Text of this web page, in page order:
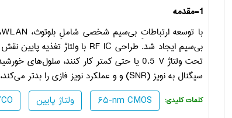
1- مقدمه
با توسعه ارتباطاتِ بی‌سیم شخصی شاملِ بلوتوث، WLAN
بی‌سیم ایجاد شد. طراحی RF IC با ولتاژ تغذیه پایین
تحت ولتاژ0.5 V یا حتی کمتر کار کنند، سلول‌های
سیگنال به نویز (SNR) و و عملکرد نویز فازی را بدتر
ولتاژ پایین 65-nm CMOS :کلمات کلیدی